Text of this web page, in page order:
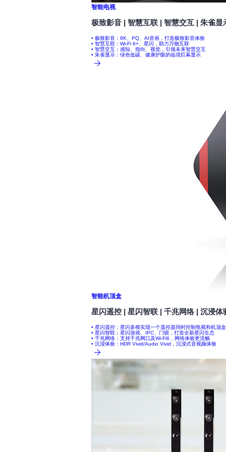
智能电视
极致影音 | 智慧互联 | 智慧交互 | 朱雀显
• 极致影音：8K、PQ、AI音画，打造极致影音体验
• 智慧互联：Wi-Fi 6+、星闪，助力万物互联
• 智慧交互：感知、指向、视觉，引领未来智慧交互
• 朱雀显示：绿色低碳、健康护眼的临境巨幕显示
智能机顶盒
星闪遥控 | 星闪智联 | 千兆网络 | 沉浸体
• 星闪遥控：星闪多模实现一个遥控器同时控制电视和机顶盒
• 星闪智联：星闪游戏、IPC、门锁，打造全新星闪生态
• 千兆网络：支持千兆网口及Wi-Fi6，网络体验更流畅
• 沉浸体验：HDR Vivid/Audio Vivid，沉浸式音视频体验